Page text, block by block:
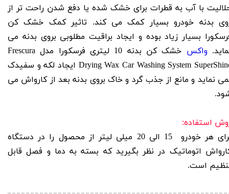
با آب به قطرات برای خشک شده یا دفع شدن راحت تر از
بدنه خودرو بسیار کمک می کند. تاثیر کمک خشک کن
بسیار زیاد بوده و ایجاد براقیت مطلوبی بروی بدنه می
واکس
خشک کن بدنه 10 لیتری فرسکورا مدل Frescura
Drying Wax Car Washing System SuperShine ایجاد لکه و سفیدک
نماید و مانع از جذب گرد و خاک بروی بدنه بعد از کارواش می
استفاده:
برای هر خودرو 15 الی 20 میلی لیتر از محصول را در دستگاه
اتوماتیک در نظر بگیرید که بسته به دما و فصل قابل
است.